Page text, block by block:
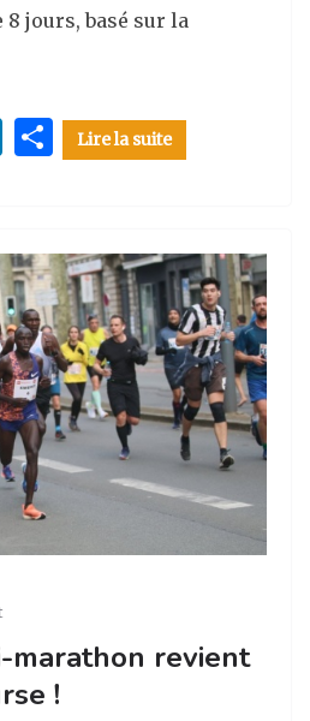
8 jours, basé sur la
Li
e
dI
n
ar
g
er
Lire la suite
marathon revient
!